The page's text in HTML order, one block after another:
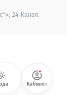
24 Канал.
Кабинет